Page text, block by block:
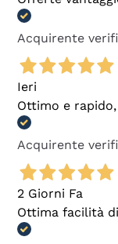
Acquirente
Ieri
Ottimo e
Acquirente
2 Giorni Fa
Ottima facilità